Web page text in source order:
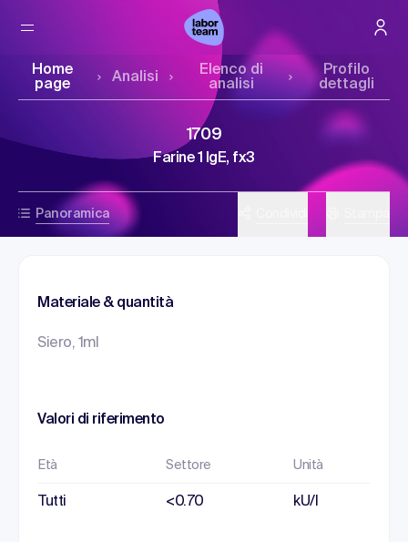
Home
page
Analisi
Elenco di
analisi
Profilo
dettagli
Panoramica
1709
Farine 1 IgE, fx3
Materiale & quantità
Siero, 1ml
Valori di riferimento
Età Settore Unità
Tutti <0.70 kU/l